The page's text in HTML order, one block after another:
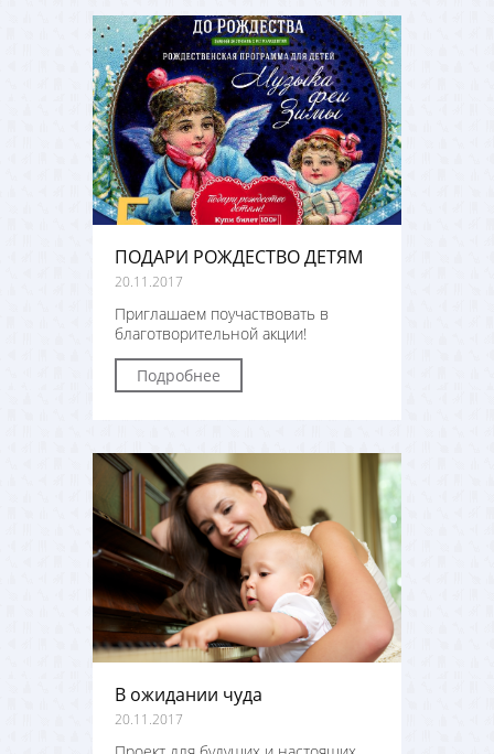
ПОДАРИ РОЖДЕСТВО ДЕТЯМ
20.11.2017
Приглашаем поучаствовать в
благотворительной акции!
Подробнее
В ожидании чуда
20.11.2017